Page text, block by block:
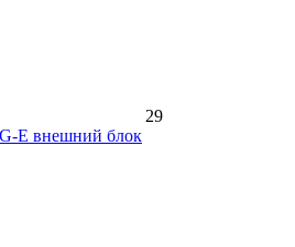
29
E внешний блок